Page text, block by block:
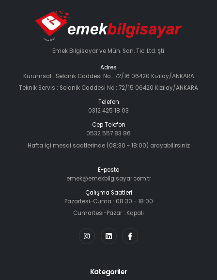
Emek Bilgisayar ve Müh. San. Tic. Ltd. Şti.
Adres
Kurumsal : Selanik Caddesi No : 72/16 06420 Kızılay/ANKARA
Teknik Servis : Selanik Caddesi No : 72/15 06420 Kızılay/ANKARA
Telefon
0312 425 18 03
Cep Telefon
0532 557 83 86
Hafta içi mesai saatlerinde (08:30 - 18:00) arayabilirsiniz
E-posta
emek@emekbilgisayar.com.tr
Çalışma Saatleri
Pazartesi-Cuma : 08:30 - 18:00
Cumartesi-Pazar : Kapalı
Kategoriler